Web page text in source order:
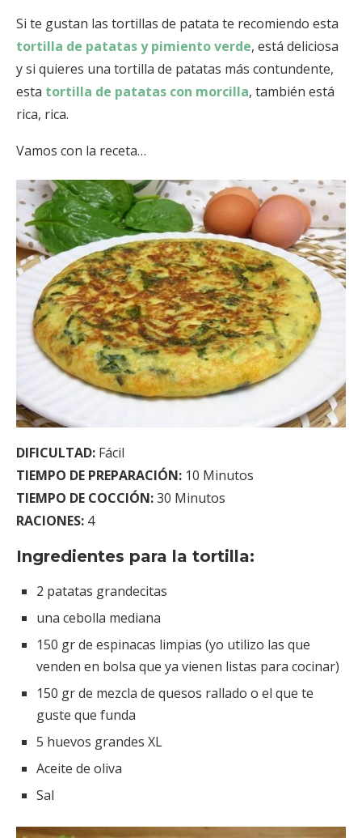
Si te gustan las tortillas de patata te recomiendo esta
tortilla de patatas y pimiento verde, está deliciosa
y si quieres una tortilla de patatas más contundente,
esta tortilla de patatas con morcilla, también está
rica, rica.
Vamos con la receta…
DIFICULTAD: Fácil
TIEMPO DE PREPARACIÓN: 10 Minutos
TIEMPO DE COCCIÓN:30 Minutos
RACIONES: 4
Ingredientes para la tortilla:
2 patatas grandecitas
una cebolla mediana
150 gr de espinacas limpias (yo utilizo las que
venden en bolsa que ya vienen listas para cocinar)
150 gr de mezcla de quesos rallado o el que te
guste que funda
5 huevos grandes XL
Aceite de oliva
Sal